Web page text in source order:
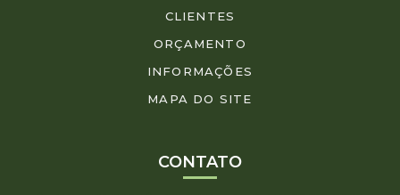
CLIENTES
ORÇAMENTO
INFORMAÇÕES
MAPA DO SITE
CONTATO